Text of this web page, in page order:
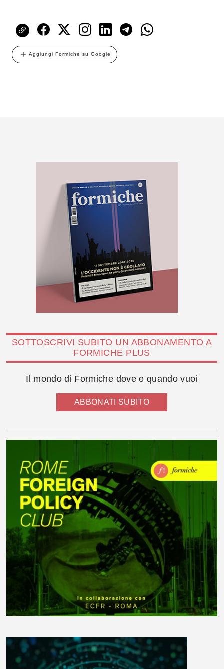
Aggiungi Formiche su Google
SOTTOSCRIVI SUBITO UN ABBONAMENTO A
FORMICHE PLUS
Il mondo di Formiche dove e quando vuoi
ABBONATI SUBITO